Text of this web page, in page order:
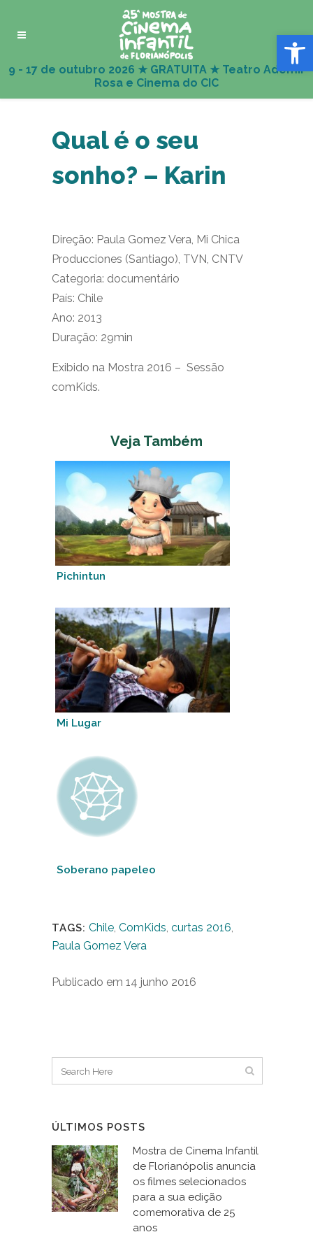
Abrir
Qual é o seu
sonho? – Karin
Direção: Paula Gomez Vera, Mi Chica
Producciones (Santiago), TVN, CNTV
Categoria: documentário
País: Chile
Ano: 2013
Duração: 29min
Exibido na Mostra 2016 – Sessão
comKids.
Veja Também
Pichintun
Mi Lugar
Soberano papeleo
TAGS: Chile, ComKids, curtas 2016,
Paula Gomez Vera
Publicado em 14 junho 2016
ÚLTIMOS POSTS
Mostra de Cinema Infantil
de Florianópolis anuncia
os filmes selecionados
para a sua edição
comemorativa de 25
anos